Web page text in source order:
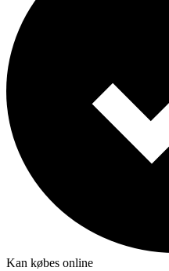
Kan købes online